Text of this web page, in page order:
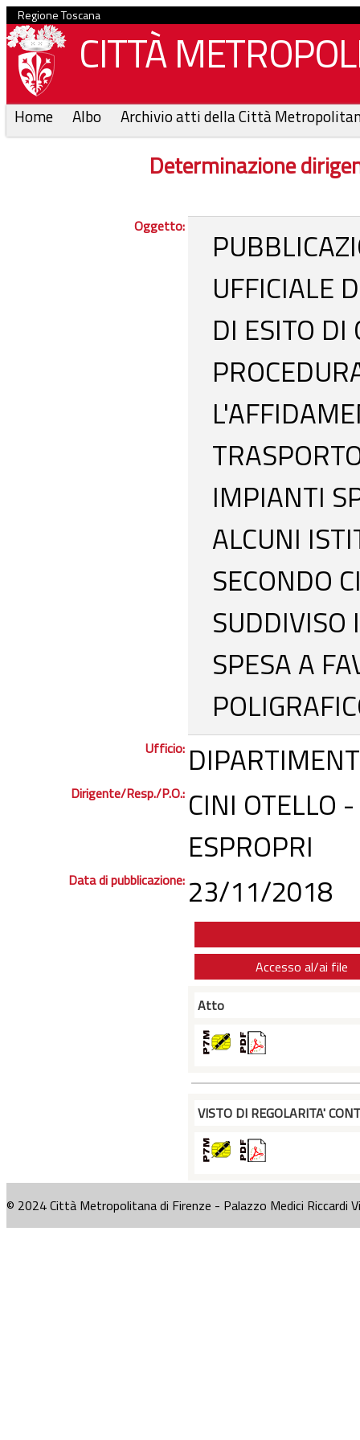
Regione Toscana
CITTÀ
Home Albo Archivio atti della Città
Determinazione
Oggetto:
UFFICIALE
DI ESITO DI
IMPIANTI
ALCUNI
SECONDO
SUDDIVISO
SPESA A
Ufficio:
Dirigente/Resp./P.O.: CINI OTELLO
ESPROPRI
Data di pubblicazione: 23/11/2018
Accesso al/ai file
Atto
VISTO DI REGOLARITA'
© 2024 Città Metropolitana di Firenze - Palazzo Medici Riccardi